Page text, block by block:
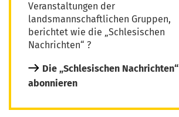
Veranstaltungen der
landsmannschaftlichen Gruppen,
berichtet wie die „Schlesischen
Nachrichten“ ?
Die „Schlesischen Nachrichten“
abonnieren